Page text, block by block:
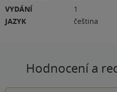
VYDÁNÍ
1
JAZYK
čeština
Hodnocení a